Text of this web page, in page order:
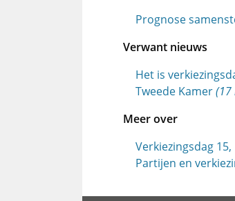
Prognose
Verwant nieuws
Het is
Tweede Kamer(17
Meer over
Verkiezingsdag
Partijen en